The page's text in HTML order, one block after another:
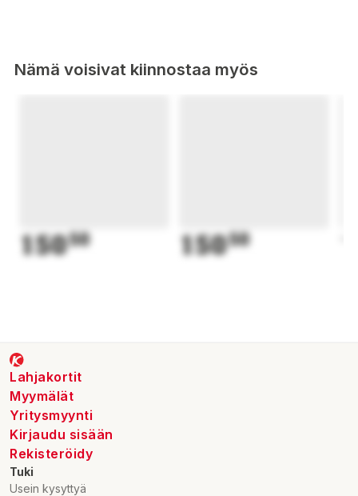
Nämä voisivat kiinnostaa myös
15050 15050
Lahjakortit
Myymälät
Yritysmyynti
Kirjaudu sisään
Rekisteröidy
Tuki
Usein kysyttyä